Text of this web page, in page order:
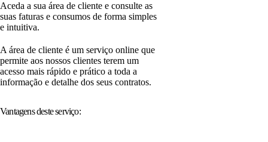
Aceda a sua área de cliente e consulte as
suas faturas e consumos de forma simples
e intuitiva.
A área de cliente é um serviço online que
permite aos nossos clientes terem um
acesso mais rápido e prático a toda a
informação e detalhe dos seus contratos.
Vantagens deste serviço: